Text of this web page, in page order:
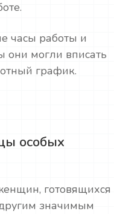
часы работы и
они могли вписать
график.
особых
готовящихся
значимым